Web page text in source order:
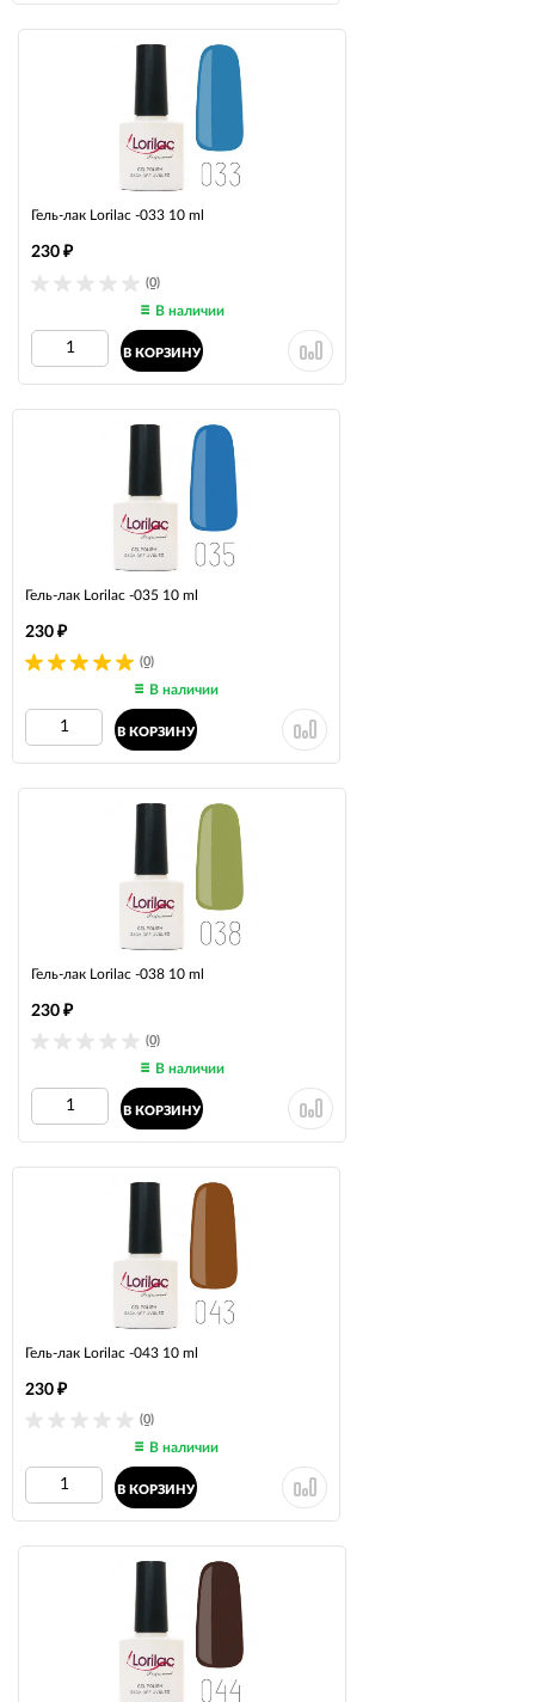
Гель-лак Lorilac -033 10 ml
(0)
230 ₽
В наличии
В КОРЗИНУ
Гель-лак Lorilac -035 10 ml
(0)
230 ₽
В наличии
В КОРЗИНУ
Гель-лак Lorilac -038 10 ml
(0)
230 ₽
В наличии
В КОРЗИНУ
Гель-лак Lorilac -043 10 ml
(0)
230 ₽
В наличии
В КОРЗИНУ